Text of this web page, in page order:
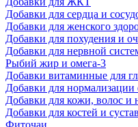
Добавки для сердца и
Добавки для женского
Добавки для похудения и
Добавки для нервной
Рыбий жир и омега-3
Добавки витаминные для
Добавки для нормализации
Добавки для кожи, волос и
Добавки для костей и
Фиточаи